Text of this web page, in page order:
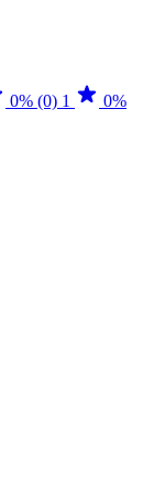
0% (0) 1
0%